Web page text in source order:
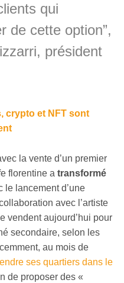
qui
de cette option”,
président
crypto et NFT sont
la vente d’un premier
florentine a transformé
le lancement d’une
avec l’artiste
vendent aujourd’hui pour
secondaire, selon les
au mois de
ses quartiers dans le
de proposer des «